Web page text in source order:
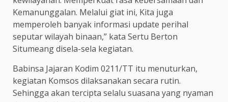
Kemanunggalan. Melalui giat ini, Kita juga
memperoleh banyak informasi update perihal
seputar wilayah binaan,” kata Sertu Berton
Situmeang disela-sela kegiatan.
Babinsa Jajaran Kodim 0211/TT itu menuturkan,
kegiatan Komsos dilaksanakan secara rutin.
Sehingga akan tercipta selalu suasana yang nyaman